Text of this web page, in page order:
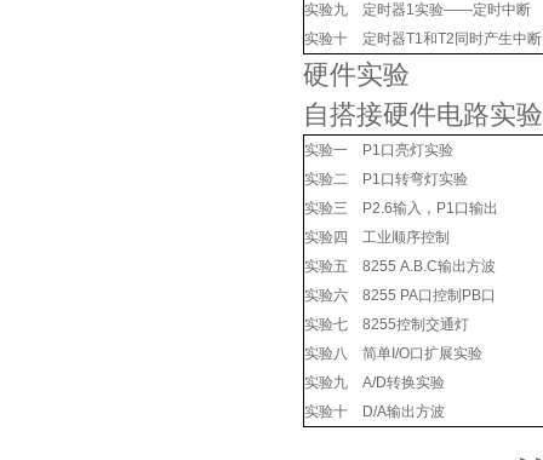
实验九 定时器1实验——定时中断
实验十 定时器T1和T2同时产生中断
硬件实验
自搭接硬件电路实
实验一 P1口亮灯实验
实验二 P1口转弯灯实验
实验三 P2.6输入，P1口输出
实验四 工业顺序控制
实验五 8255 A.B.C输出方波
实验六 8255 PA口控制PB口
实验七 8255控制交通灯
实验八 简单I/O口扩展实验
实验九 A/D转换实验
实验十 D/A输出方波